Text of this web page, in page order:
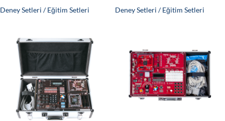
Deney Setleri / Eğitim Setleri Deney Setleri / Eğitim Setleri